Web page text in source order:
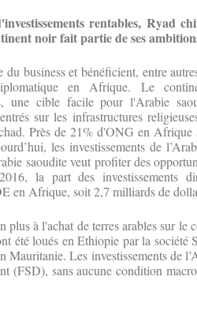
rentables, Ryad
noir fait partie de ses
du business et bénéficient, entre
en Afrique. Le
une cible facile pour l'Arabie
sur les infrastructures
Près de 21% d'ONG en Afrique
les investissements de
saoudite veut profiter des
la part des investissements
en Afrique, soit 2,7 milliards de
à l'achat de terres arables sur le
été loués en Ethiopie par la société
Mauritanie. Les investissements de
(FSD), sans aucune condition